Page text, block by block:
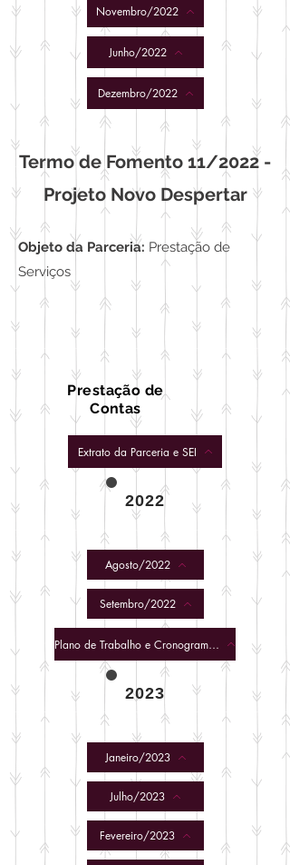
Novembro/2022
Junho/2022
Dezembro/2022
Termo de Fomento 11/2022 -
Projeto Novo Despertar
Objeto da Parceria: Prestação de
Serviços
Prestação de
Contas
Extrato da Parceria e SEI
2022
Agosto/2022
Setembro/2022
Plano de Trabalho e Cronograma de Desembolso
2023
Janeiro/2023
Julho/2023
Fevereiro/2023